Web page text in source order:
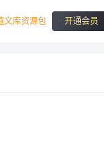
文库资源包 开通会员